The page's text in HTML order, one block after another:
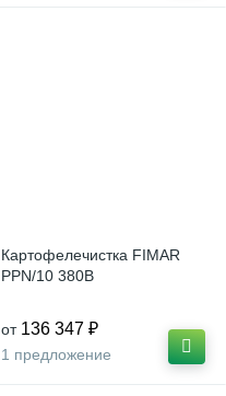
Картофелечистка FIMAR
PPN/10 380В
от 136 347 ₽
1 предложение